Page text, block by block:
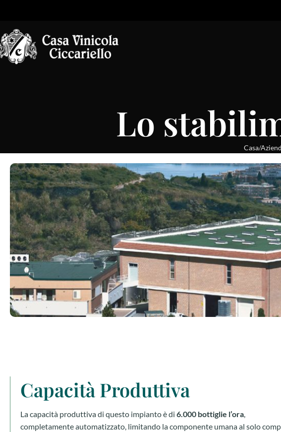
Lo
Casa
Capacità Produttiva
La capacità produttiva di questo impianto è di 6.000 bottiglie l’ora,
completamente automatizzato, limitando la componente umana al solo